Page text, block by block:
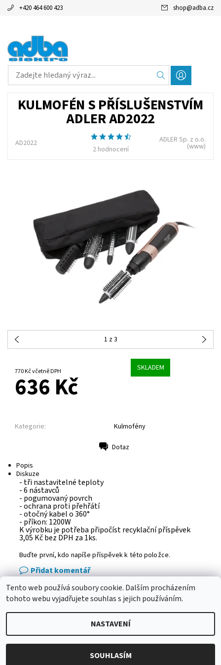
+420 464 600 423 shop@adba.cz
KULMOFÉN S PŘÍSLUŠENSTVÍM
ADLER AD2022
AD2022
2 hodnocení
ADLER Sp. z o.o.
(www)
1 z 3
770 Kč včetně DPH SKLADEM
636 Kč
Kategorie: Kulmofény
Dotaz
Popis
Diskuze
- tři nastavitelné teploty
- 6 nástavců
- pogumovaný povrch
- ochrana proti přehřátí
- otočný kabel o 360°
- příkon: 1200W
K výrobku je potřeba připočíst recyklační příspěvek
3,05 Kč bez DPH za 1ks.
Buďte první, kdo napíše příspěvek k této položce.
Přidat komentář
eshop - elektrodvorak.cz
2026 © Adba.cz, všechna práva vyhrazena
Vytvořil Shoptet
Tento web používá soubory cookie. Dalším procházením
tohoto webu vyjadřujete souhlas s jejich používáním.
NASTAVENÍ
SOUHLASÍM